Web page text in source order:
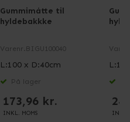
Gummimåtte til
hyldebakkke
Varenr. BIGU100040
L:100 x D:40cm
På lager
173,96 kr.
INKL. MOMS INKL.